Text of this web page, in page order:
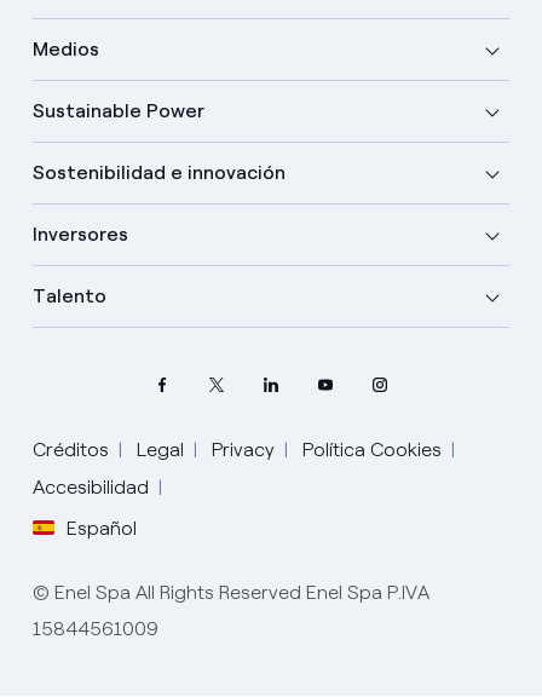
Medios
Sustainable Power
Sostenibilidad e innovación
Inversores
Talento
Créditos Legal Privacy
Política Cookies
Accesibilidad
Español
Elige tu idioma
© Enel Spa All Rights Reserved Enel Spa P.IVA
15844561009